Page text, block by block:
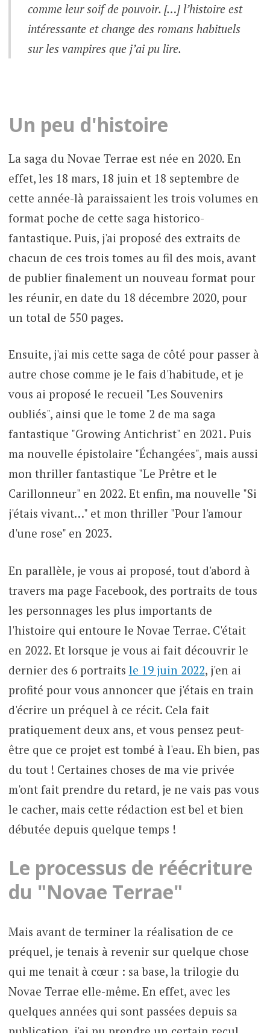
comme leur soif de pouvoir. […] l’histoire est
intéressante et change des romans habituels
sur les vampires que j’ai pu lire.
Un peu d'histoire
La saga du Novae Terrae est née en 2020. En
effet, les 18 mars, 18 juin et 18 septembre de
cette année-là paraissaient les trois volumes en
format poche de cette saga historico-
fantastique. Puis, j'ai proposé des extraits de
chacun de ces trois tomes au fil des mois, avant
de publier finalement un nouveau format pour
les réunir, en date du 18 décembre 2020, pour
un total de 550 pages.
Ensuite, j'ai mis cette saga de côté pour passer à
autre chose comme je le fais d'habitude, et je
vous ai proposé le recueil "Les Souvenirs
oubliés", ainsi que le tome 2 de ma saga
fantastique "Growing Antichrist" en 2021. Puis
ma nouvelle épistolaire "Échangées", mais aussi
mon thriller fantastique "Le Prêtre et le
Carillonneur" en 2022. Et enfin, ma nouvelle "Si
j'étais vivant…" et mon thriller "Pour l'amour
d'une rose" en 2023.
En parallèle, je vous ai proposé, tout d'abord à
travers ma page Facebook, des portraits de tous
les personnages les plus importants de
l'histoire qui entoure le Novae Terrae. C'était
en 2022. Et lorsque je vous ai fait découvrir le
dernier des 6 portraits le 19 juin 2022, j'en ai
profité pour vous annoncer que j'étais en train
d'écrire un préquel à ce récit. Cela fait
pratiquement deux ans, et vous pensez peut-
être que ce projet est tombé à l'eau. Eh bien, pas
du tout ! Certaines choses de ma vie privée
m'ont fait prendre du retard, je ne vais pas vous
le cacher, mais cette rédaction est bel et bien
débutée depuis quelque temps !
Le processus de réécriture
du "Novae Terrae"
Mais avant de terminer la réalisation de ce
préquel, je tenais à revenir sur quelque chose
qui me tenait à cœur : sa base, la trilogie du
Novae Terrae elle-même. En effet, avec les
quelques années qui sont passées depuis sa